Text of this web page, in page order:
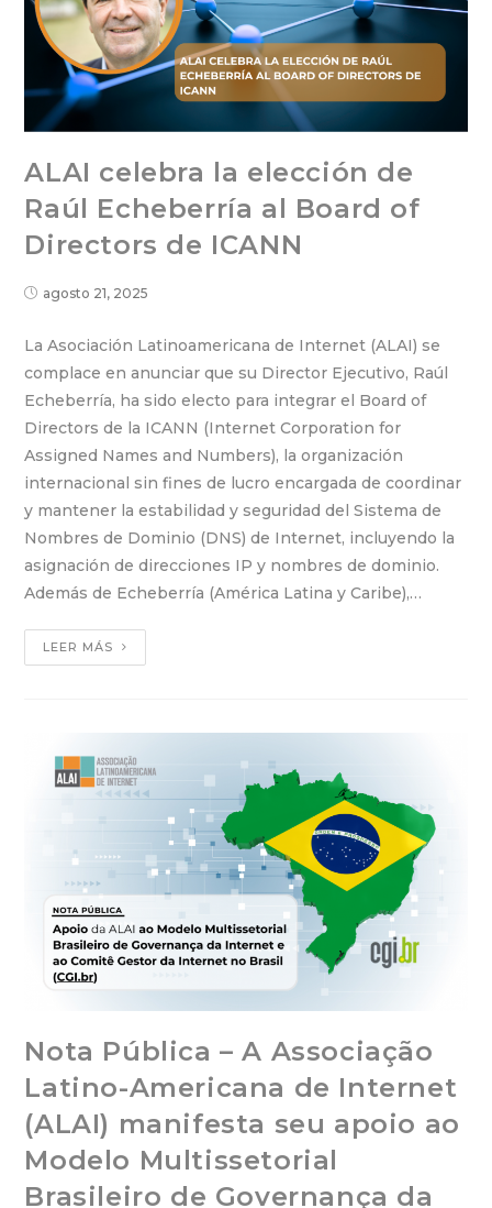
ALAI celebra la elección de
Raúl Echeberría al Board of
Directors de ICANN
agosto 21, 2025
La Asociación Latinoamericana de Internet (ALAI) se
complace en anunciar que su Director Ejecutivo, Raúl
Echeberría, ha sido electo para integrar el Board of
Directors de la ICANN (Internet Corporation for
Assigned Names and Numbers), la organización
internacional sin fines de lucro encargada de coordinar
y mantener la estabilidad y seguridad del Sistema de
Nombres de Dominio (DNS) de Internet, incluyendo la
asignación de direcciones IP y nombres de dominio.
Además de Echeberría (América Latina y Caribe),…
LEER MÁS
Nota Pública – A Associação
Latino-Americana de Internet
(ALAI) manifesta seu apoio ao
Modelo Multissetorial
Brasileiro de Governança da